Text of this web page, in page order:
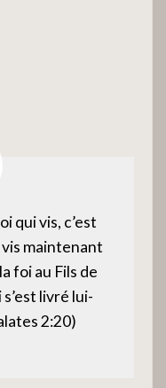
qui vis, c’est
maintenant
foi au Fils de
s’est livré lui-
2:20)